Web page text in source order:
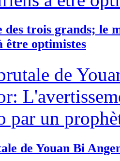
des trois grands; le
être optimistes
de Youan Bi